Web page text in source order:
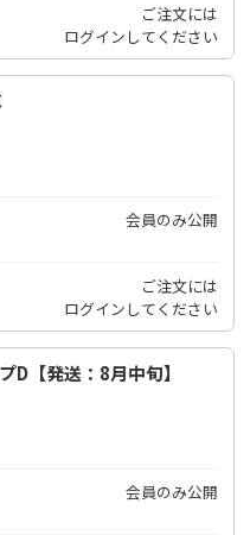
ご注文には
ログイン してください
会員のみ公開
ご注文には
ログイン してください
D【発送：8月中旬】
会員のみ公開